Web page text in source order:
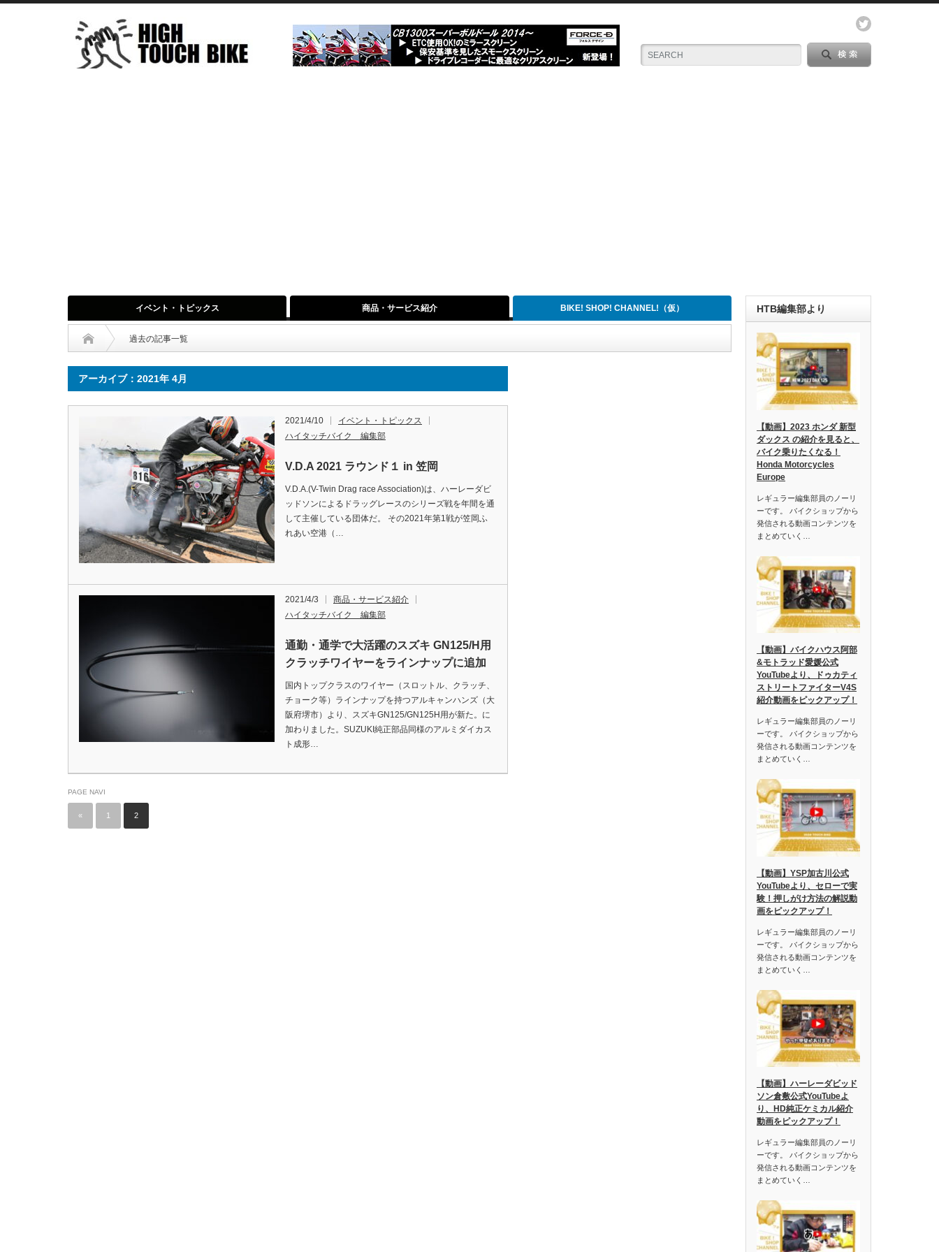
イベント・トピックス 商品・サービス紹介 BIKE! SHOP! CHANNEL!（仮）
過去の記事一覧
アーカイブ：2021年 4月
2021/4/10
イベント・トピックス
ハイタッチバイク 編集部
V.D.A 2021 ラウンド１ in 笠岡
V.D.A.(V-Twin Drag race Association)は、ハーレーダビ
ッドソンによるドラッグレースのシリーズ戦を年間を通
して主催している団体だ。 その2021年第1戦が笠岡ふ
れあい空港（…
2021/4/3
商品・サービス紹介
ハイタッチバイク 編集部
通勤・通学で大活躍のスズキ GN125/H用
クラッチワイヤーをラインナップに追加
国内トップクラスのワイヤー（スロットル、クラッチ、
チョーク等）ラインナップを持つアルキャンハンズ（大
阪府堺市）より、スズキGN125/GN125H用が新た。に
加わりました。SUZUKI純正部品同様のアルミダイカス
ト成形…
PAGE NAVI
« 1 2
HTB編集部より
【動画】2023 ホンダ 新型
ダックス の紹介を見ると、
バイク乗りたくなる！
Honda Motorcycles
Europe
レギュラー編集部員のノーリ
ーです。 バイクショップから
発信される動画コンテンツを
まとめていく…
【動画】バイクハウス阿部
&モトラッド愛媛公式
YouTubeより、ドゥカティ
ストリートファイターV4S
紹介動画をピックアップ！
レギュラー編集部員のノーリ
ーです。 バイクショップから
発信される動画コンテンツを
まとめていく…
【動画】YSP加古川公式
YouTubeより、セローで実
験！押しがけ方法の解説動
画をピックアップ！
レギュラー編集部員のノーリ
ーです。 バイクショップから
発信される動画コンテンツを
まとめていく…
【動画】ハーレーダビッド
ソン倉敷公式YouTubeよ
り、HD純正ケミカル紹介
動画をピックアップ！
レギュラー編集部員のノーリ
ーです。 バイクショップから
発信される動画コンテンツを
まとめていく…